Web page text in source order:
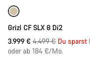
Grizl CF SLX 8 Di2
3.999 € Ursprungspreis
4.499 € Du
oder ab 184 €/Mo.